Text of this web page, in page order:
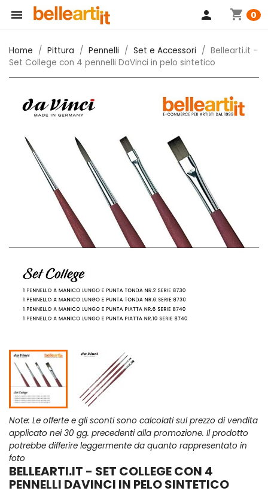
 shopping_cart 0
person
Home Pittura Pennelli Set e Accessori
Bellearti.it -
Set College con 4 pennelli DaVinci in pelo sintetico
Note: Le offerte e gli sconti sono calcolati sul prezzo di vendita
applicato nei 30 gg. precedenti alla promozione. Il prodotto
potrebbe differire leggermente da quanto rappresentato in
foto
BELLEARTI.IT - SET COLLEGE CON 4
PENNELLI DAVINCI IN PELO SINTETICO